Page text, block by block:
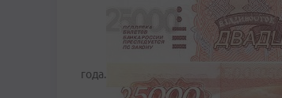
года.